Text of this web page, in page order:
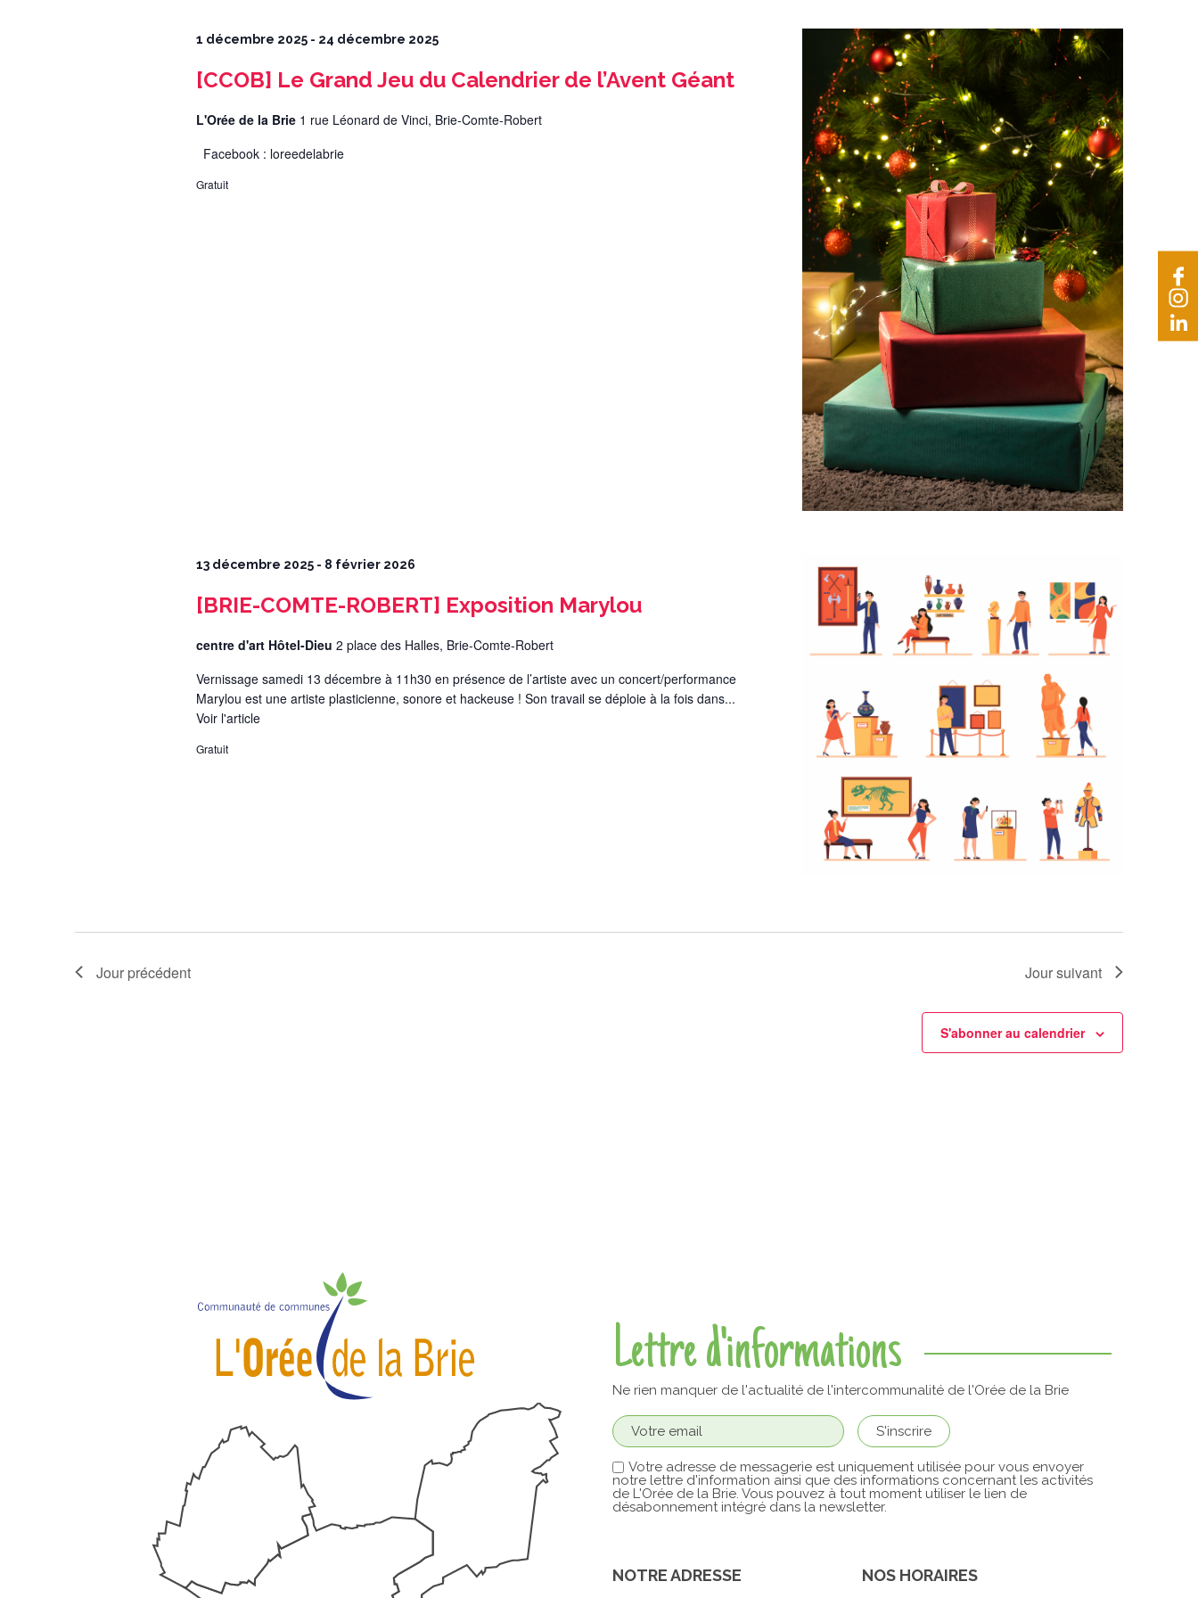
1 décembre 2025- 24 décembre 2025
[CCOB] Le Grand Jeu du Calendrier de l’Avent Géant
L'Orée de la Brie 1 rue Léonard de Vinci, Brie-Comte-Robert
Facebook : loreedelabrie
Gratuit
13 décembre 2025- 8 février 2026
[BRIE-COMTE-ROBERT] Exposition Marylou
centre d'art Hôtel-Dieu 2 place des Halles, Brie-Comte-Robert
Vernissage samedi 13 décembre à 11h30 en présence de l’artiste avec un concert/performance
Marylou est une artiste plasticienne, sonore et hackeuse ! Son travail se déploie à la fois dans...
Voir l'article
Gratuit
Jour précédent Jour suivant
S'abonner au calendrier
Lettre d'informations
Ne rien manquer de l'actualité de l'intercommunalité de l'Orée de la Brie
Votre adresse de messagerie est uniquement utilisée pour vous envoyer
notre lettre d'information ainsi que des informations concernant les activités
de L'Orée de la Brie. Vous pouvez à tout moment utiliser le lien de
désabonnement intégré dans la newsletter.
NOTRE ADRESSE NOS HORAIRES